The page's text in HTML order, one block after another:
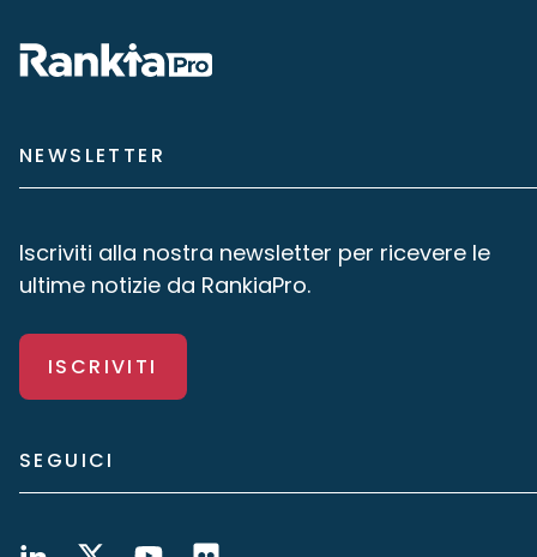
NEWSLETTER
Iscriviti alla nostra newsletter per ricevere le
ultime notizie da RankiaPro.
ISCRIVITI
SEGUICI